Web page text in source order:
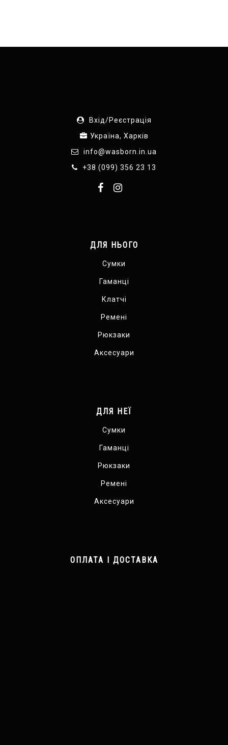
Вхід/Реєстрація
Україна, Харків
info@wasborn.in.ua
+38 (099) 356 23 13
ДЛЯ НЬОГО
Сумки
Гаманці
Клатчі
Ремені
Рюкзаки
Аксесуари
ДЛЯ НЕЇ
Сумки
Гаманці
Рюкзаки
Ремені
Аксесуари
ОПЛАТА І ДОСТАВКА